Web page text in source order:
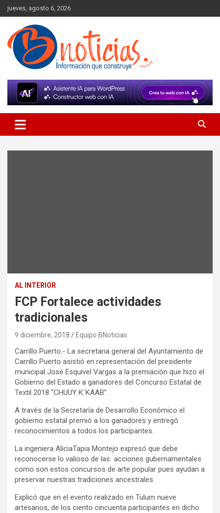
Skip
to
content
jueves, agosto 6, 2026
BNoticias
AL INTERIOR
FCP Fortalece actividades
tradicionales
9 diciembre, 2018 Equipo BNoticias
Carrillo Puerto.- La secretaria general del Ayuntamiento de
Carrillo Puerto asistió en representación del presidente
municipal José Esquivel Vargas a la premiación que hizo el
Gobierno del Estado a ganadores del Concurso Estatal de
Textil 2018 “CHUUY K´KAAB”.
A través de la Secretaría de Desarrollo Económico el
gobierno estatal premió a los ganadores y entregó
reconocimientos a todos los participantes.
La ingeniera AliciaTapia Montejo expresó que debe
reconocerse lo valioso de las acciones gubernamentales
como son estos concursos de arte popular pues ayudan a
preservar nuestras tradiciones ancestrales.
Explicó que en el evento realizado en Tulum nueve
artesanos, de los ciento cincuenta participantes en dicho